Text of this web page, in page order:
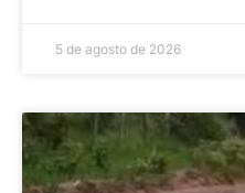
5 de agosto de 2026